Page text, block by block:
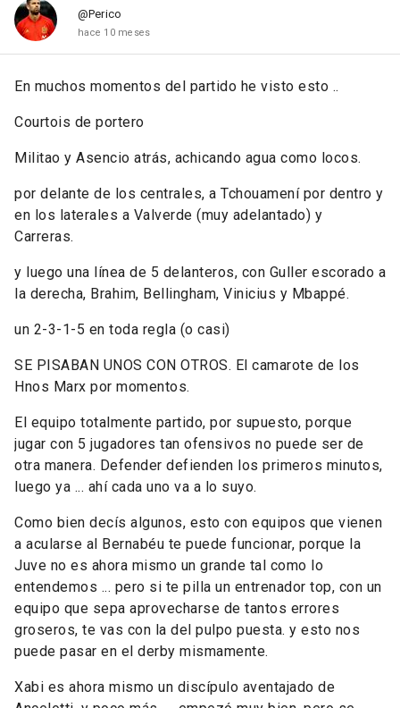
@Perico
hace 10 meses
En muchos momentos del partido he visto esto ..
Courtois de portero
Militao y Asencio atrás, achicando agua como locos.
por delante de los centrales, a Tchouamení por dentro y
en los laterales a Valverde (muy adelantado) y
Carreras.
y luego una línea de 5 delanteros, con Guller escorado a
la derecha, Brahim, Bellingham, Vinicius y Mbappé.
un 2-3-1-5 en toda regla (o casi)
SE PISABAN UNOS CON OTROS. El camarote de los
Hnos Marx por momentos.
El equipo totalmente partido, por supuesto, porque
jugar con 5 jugadores tan ofensivos no puede ser de
otra manera. Defender defienden los primeros minutos,
luego ya ... ahí cada uno va a lo suyo.
Como bien decís algunos, esto con equipos que vienen
a acularse al Bernabéu te puede funcionar, porque la
Juve no es ahora mismo un grande tal como lo
entendemos ... pero si te pilla un entrenador top, con un
equipo que sepa aprovecharse de tantos errores
groseros, te vas con la del pulpo puesta. y esto nos
puede pasar en el derby mismamente.
Xabi es ahora mismo un discípulo aventajado de